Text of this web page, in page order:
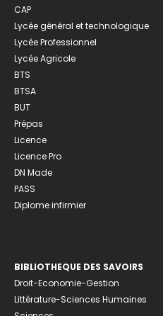
CAP
Lycée général et technologique
Lycée Professionnel
Lycée Agricole
BTS
BTSA
BUT
Prépas
Licence
Licence Pro
DN Made
PASS
Diplome infirmier
BIBLIOTHEQUE DES SAVOIRS
Droit-Economie-Gestion
Littérature-Sciences Humaines